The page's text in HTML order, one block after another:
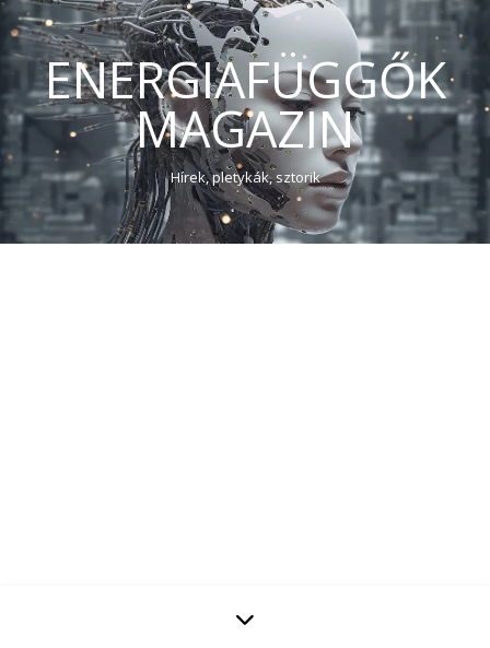
ENERGIAFÜGGŐK
MAGAZIN
Hírek, pletykák, sztorik